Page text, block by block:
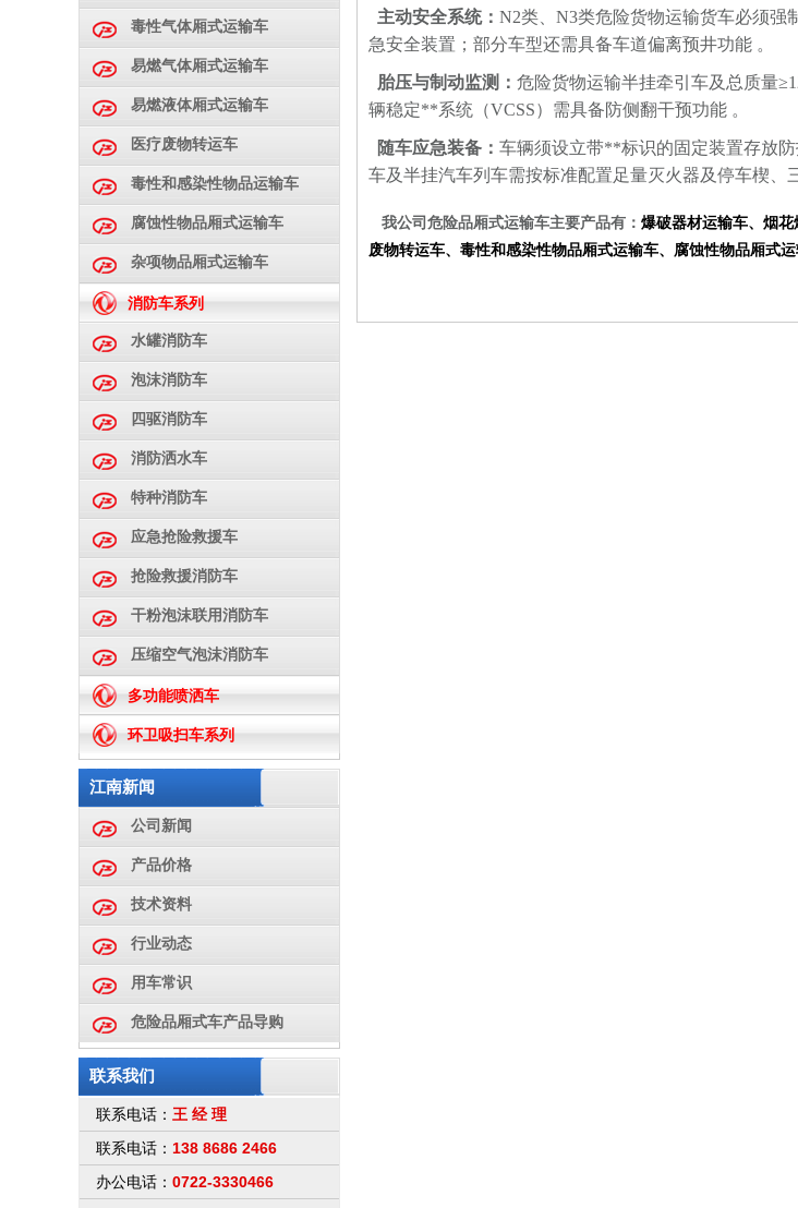
毒性气体厢式运输车
易燃气体厢式运输车
易燃液体厢式运输车
医疗废物转运车
毒性和感染性物品运输车
腐蚀性物品厢式运输车
杂项物品厢式运输车
消防车系列
水罐消防车
泡沫消防车
四驱消防车
消防洒水车
特种消防车
应急抢险救援车
抢险救援消防车
干粉泡沫联用消防车
压缩空气泡沫消防车
多功能喷洒车
环卫吸扫车系列
江南新闻
公司新闻
产品价格
技术资料
行业动态
用车常识
危险品厢式车产品导购
联系我们
联系电话： 王 经 理
联系电话： 138 8686 2466
办公电话： 0722-3330466
主动安全系统‌： N2类、N3类危险货物运输货车必须强
急安全装置‌；部分车型还需具备车道偏离预井功能 。
胎压与制动监测‌： 危险货物运输半挂牵引车及总质量
辆稳定**系统（VCSS）需具备防侧翻干预功能 。
随车应急装备‌： 车辆须设立带**标识的固定装置存放
车及半挂汽车列车需按标准配置足量灭火器及停车楔、
我公司危险品厢式运输车主要产品有： 爆破器材运输车、 烟花
废物转运车、 毒性和感染性物品厢式运输车、 腐蚀性物品厢式